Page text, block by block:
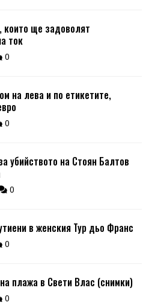
ще задоволят
ток
0
на лева и по етикетите,
0
убийството на Стоян Балтов
0
в женския Тур дьо Франс
0
плажа в Свети Влас (снимки)
0